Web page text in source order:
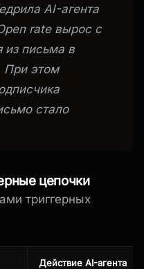
AI-агента
rate вырос с
из письма в
При этом
стало
цепочки
триггерных
Действие AI-агента